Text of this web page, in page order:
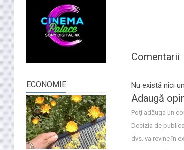
ECONOMIE
Comentarii
Nu există nici
Adaugă
Poţi adăuga un
Decizia de
dvs. va revine în